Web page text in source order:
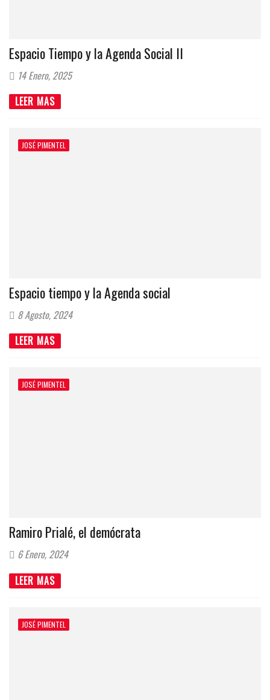
Espacio Tiempo y la Agenda Social II
14 Enero, 2025
LEER MAS
JOSÉ PIMENTEL
Espacio tiempo y la Agenda social
8 Agosto, 2024
LEER MAS
JOSÉ PIMENTEL
Ramiro Prialé, el demócrata
6 Enero, 2024
LEER MAS
JOSÉ PIMENTEL